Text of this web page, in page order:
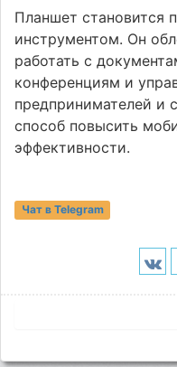
Планшет становится
инструментом. Он
работать с
конференциям и
предпринимателей и
способ повысить
эффективности.
Чат в Telegram